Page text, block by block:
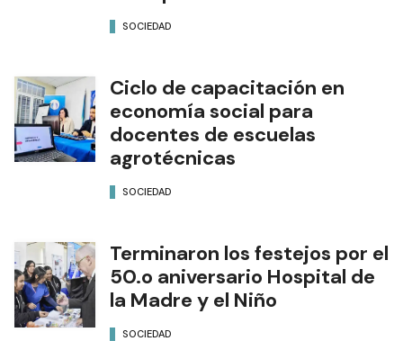
SOCIEDAD
Ciclo de capacitación en
economía social para
docentes de escuelas
agrotécnicas
SOCIEDAD
Terminaron los festejos por el
50.o aniversario Hospital de
la Madre y el Niño
SOCIEDAD